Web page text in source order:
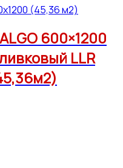
(45,36 м2)
600×1200
LLR